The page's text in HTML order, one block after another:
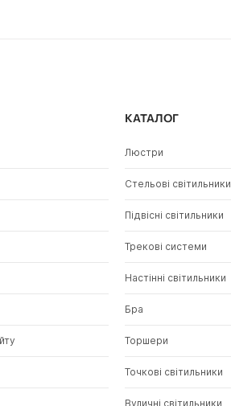
КАТАЛОГ
Люстри
Стельові світильники
Підвісні світильники
Трекові системи
Настінні світильники
Бра
Торшери
Точкові світильники
Вуличні світильники